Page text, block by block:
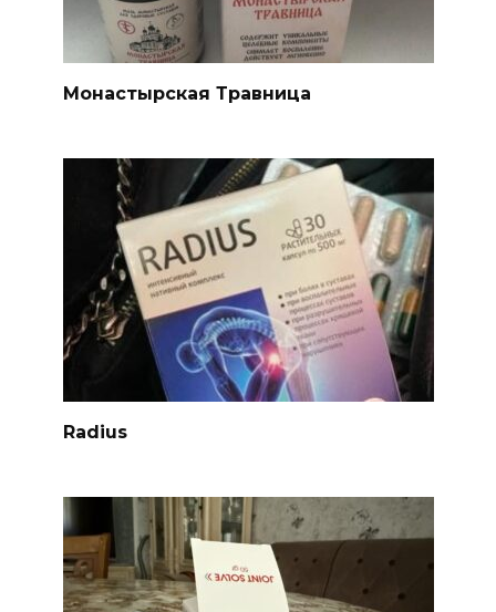
Монастырская Травница
Radius